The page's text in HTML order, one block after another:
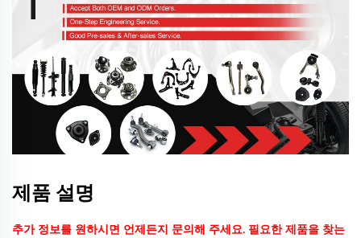
제품 설명
추가 정보를 원하시면 언제든지 문의해 주세요. 필요한 제품을 찾는